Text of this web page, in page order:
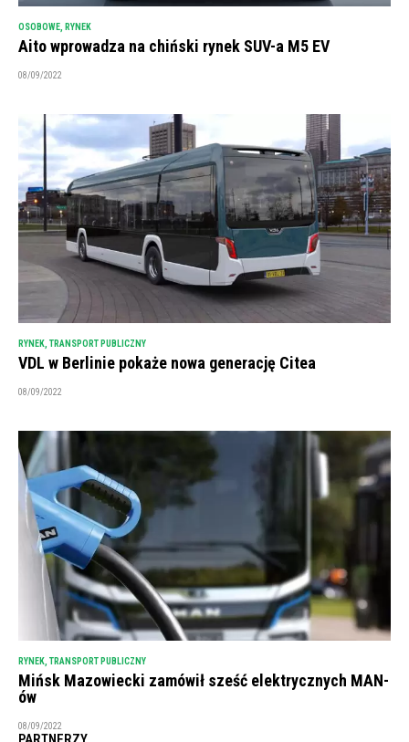
OSOBOWE RYNEK
Aito wprowadza na chiński rynek SUV-a M5 EV
08/09/2022
RYNEK TRANSPORT PUBLICZNY
VDL w Berlinie pokaże nowa generację Citea
08/09/2022
RYNEK TRANSPORT PUBLICZNY
Mińsk Mazowiecki zamówił sześć elektrycznych MAN-
ów
08/09/2022